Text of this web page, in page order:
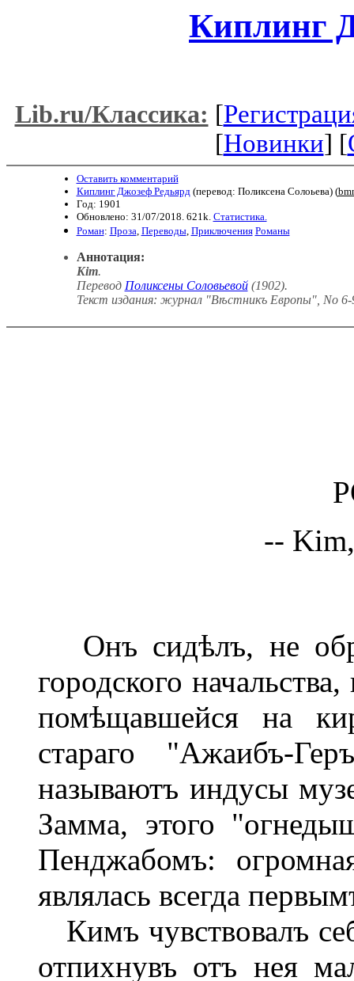
Киплинг
Lib.ru/Классика: [
[Новинки] [
Оставить комментарий
Киплинг Джозеф Редьярд (перевод: Поликсена Солоьева) (
Год: 1901
Обновлено: 31/07/2018. 621k. Статистика.
Роман: Проза Переводы, Приключения Романы
Аннотация:
Kim.
Перевод Поликсены Соловьевой(1902).
Текст издания: журнал "Вѣстникъ Европы", No 6-
--
Онъ сидѣлъ, не
городского
помѣщавшейся на
стараго "Ажаибъ-
называютъ индусы
Замма, этого
Пенджабомъ:
являлась всегда
Кимъ чувствовалъ
отпихнувъ отъ нея